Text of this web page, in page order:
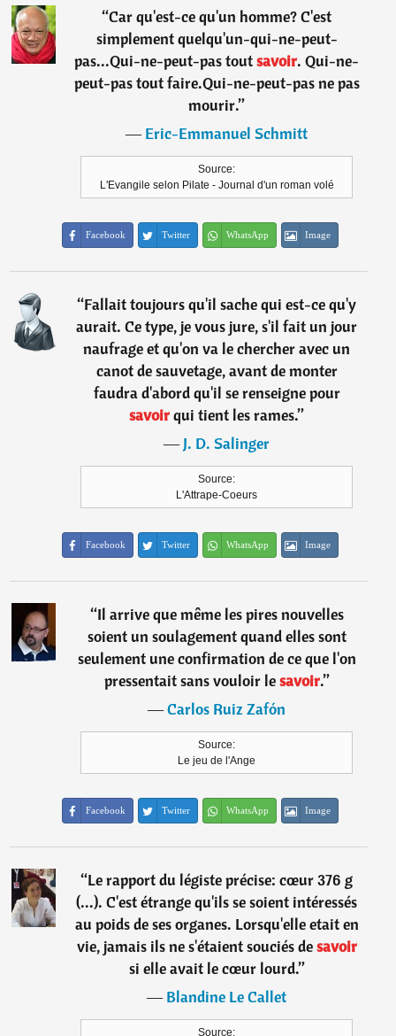
“Car qu'est-ce qu'un homme? C'est
simplement quelqu'un-qui-ne-peut-
pas...Qui-ne-peut-pas toutsavoir. Qui-ne-
peut-pas tout faire.Qui-ne-peut-pas ne pas
mourir.”
―Eric-Emmanuel Schmitt
Source:
L'Evangile selon Pilate - Journal d'un roman volé
Facebook Twitter WhatsApp Image
“Fallait toujours qu'il sache qui est-ce qu'y
aurait. Ce type, je vous jure, s'il fait un jour
naufrage et qu'on va le chercher avec un
canot de sauvetage, avant de monter
faudra d'abord qu'il se renseigne pour
savoirqui tient les rames.”
―J. D. Salinger
Source:
L'Attrape-Coeurs
Facebook Twitter WhatsApp Image
“Il arrive que même les pires nouvelles
soient un soulagement quand elles sont
seulement une confirmation de ce que l'on
pressentait sans vouloir lesavoir.”
―Carlos Ruiz Zafón
Source:
Le jeu de l'Ange
Facebook Twitter WhatsApp Image
“Le rapport du légiste précise: cœur 376 g
(...). C'est étrange qu'ils se soient intéressés
au poids de ses organes. Lorsqu'elle etait en
vie, jamais ils ne s'étaient souciés desavoir
si elle avait le cœur lourd.”
―Blandine Le Callet
Source: